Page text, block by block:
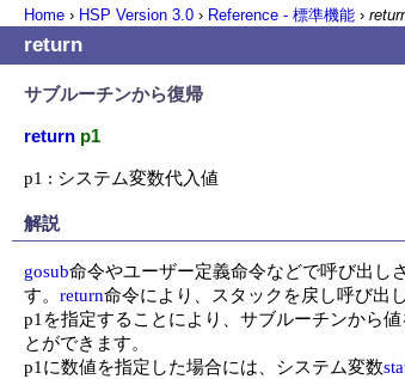
Home › HSP Version 3.0 › Reference - 標準機能 ›
return
サブルーチンから復帰
return p1
p1 : システム変数代入値
解説
gosub命令やユーザー定義命令などで呼び出し
す。 return命令により、スタックを戻し呼び出
p1を指定することにより、サブルーチンから
とができます。
p1に数値を指定した場合には、システム変数